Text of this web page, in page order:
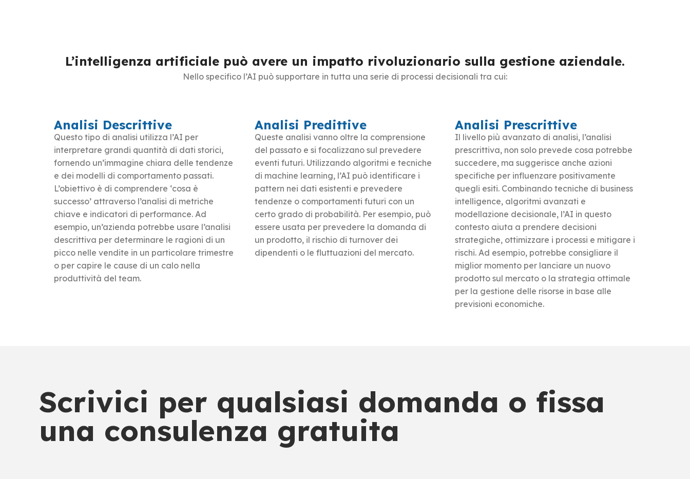
L’intelligenza artificiale può avere un impatto rivoluzionario sulla gestione aziendale.
Nello specifico l’AI può supportare in tutta una serie di processi decisionali tra cui:
Analisi Descrittive
Questo tipo di analisi utilizza l’AI per
interpretare grandi quantità di dati storici,
fornendo un’immagine chiara delle tendenze
e dei modelli di comportamento passati.
L’obiettivo è di comprendere ‘cosa è
successo’ attraverso l’analisi di metriche
chiave e indicatori di performance. Ad
esempio, un’azienda potrebbe usare l’analisi
descrittiva per determinare le ragioni di un
picco nelle vendite in un particolare trimestre
o per capire le cause di un calo nella
produttività del team.
Analisi Predittive
Queste analisi vanno oltre la comprensione
del passato e si focalizzano sul prevedere
eventi futuri. Utilizzando algoritmi e tecniche
di machine learning, l’AI può identificare i
pattern nei dati esistenti e prevedere
tendenze o comportamenti futuri con un
certo grado di probabilità. Per esempio, può
essere usata per prevedere la domanda di
un prodotto, il rischio di turnover dei
dipendenti o le fluttuazioni del mercato.
Analisi Prescrittive
Il livello più avanzato di analisi, l’analisi
prescrittiva, non solo prevede cosa potrebbe
succedere, ma suggerisce anche azioni
specifiche per influenzare positivamente
quegli esiti. Combinando tecniche di business
intelligence, algoritmi avanzati e
modellazione decisionale, l’AI in questo
contesto aiuta a prendere decisioni
strategiche, ottimizzare i processi e mitigare i
rischi. Ad esempio, potrebbe consigliare il
miglior momento per lanciare un nuovo
prodotto sul mercato o la strategia ottimale
per la gestione delle risorse in base alle
previsioni economiche.
Scrivici per qualsiasi domanda o fissa
una consulenza gratuita